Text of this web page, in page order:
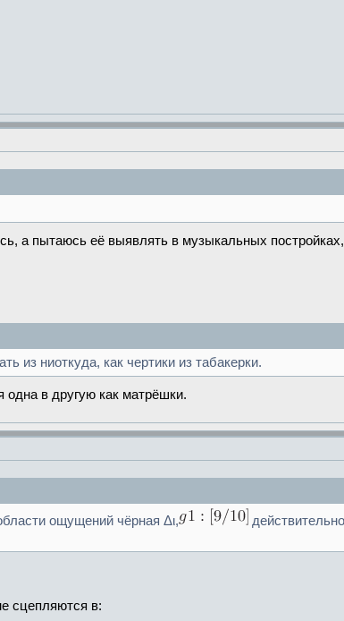
а пытаюсь её выявлять в музыкальных
из ниоткуда, как чертики из табакерки.
в другую как матрёшки.
ощущений чёрная Δι,
сцепляются в: